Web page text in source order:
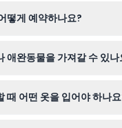
떻게 예약하나요?
애완동물을 가져갈 수 있나
때 어떤 옷을 입어야 하나